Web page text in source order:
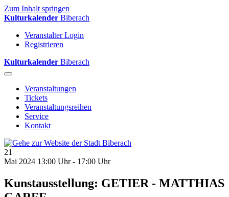
Zum Inhalt springen
Kulturkalender Biberach
Veranstalter Login
Registrieren
Kulturkalender Biberach
Veranstaltungen
Tickets
Veranstaltungsreihen
Service
Kontakt
21
Mai 2024 13:00 Uhr - 17:00 Uhr
Kunstausstellung: GETIER - MATTHIAS